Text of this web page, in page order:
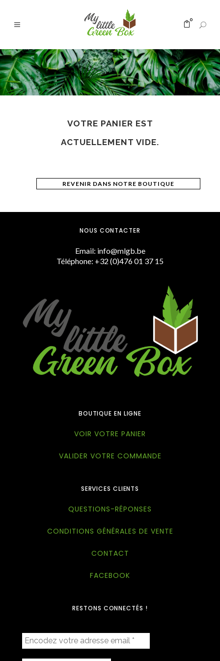
0
VOTRE PANIER EST
ACTUELLEMENT VIDE.
REVENIR DANS NOTRE BOUTIQUE
NOUS CONTACTER
Email: info@mlgb.be
Téléphone: +32 (0)476 01 37 15
BOUTIQUE EN LIGNE
VOIR VOTRE PANIER
VALIDER VOTRE COMMANDE
SERVICES CLIENTS
QUESTIONS-RÉPONSES
CONDITIONS GÉNÉRALES DE VENTE
CONTACT
FACEBOOK
RESTONS CONNECTÉS !